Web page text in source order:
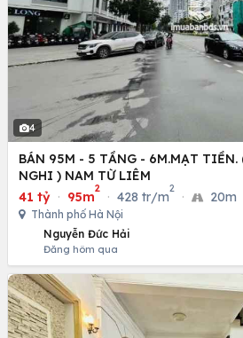
4
BÁN 95M - 5 TẦNG - 6M.MẠT TIỀN.
NGHI ) NAM TỪ LIÊM
41 tỷ · 95m
2
· 428 tr/m
2
· 20m
Thành phố Hà Nội
Nguyễn Đức Hải
Đăng hôm qua